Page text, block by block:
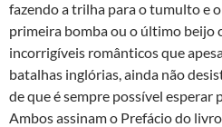
fazendo a trilha para o tumulto e
primeira bomba ou o último beijo
incorrigíveis românticos que
batalhas inglórias, ainda não
de que é sempre possível esperar
Ambos assinam o Prefácio do